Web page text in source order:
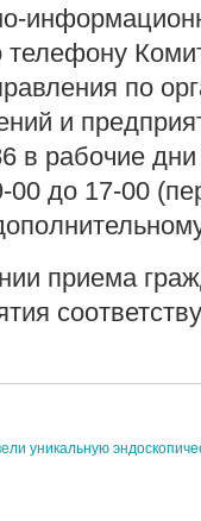
телефону
по
и
в рабочие дни
00 до 17-00
приема
уникальную